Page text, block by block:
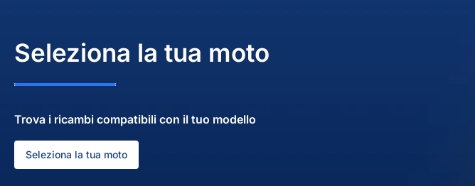
Seleziona la tua moto
Trova i ricambi compatibili con il tuo modello
Seleziona la tua moto